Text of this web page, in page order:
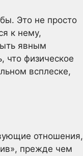
Это не просто
к нему,
явным
что физическое
всплеске,
отношения,
прежде чем